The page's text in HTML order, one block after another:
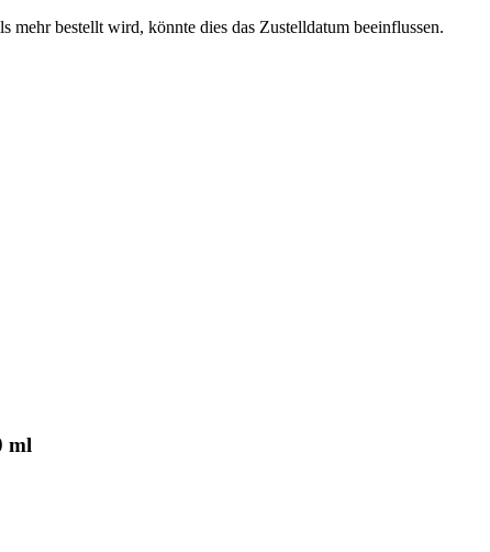
bestellt wird, könnte dies das Zustelldatum beeinflussen.
ml